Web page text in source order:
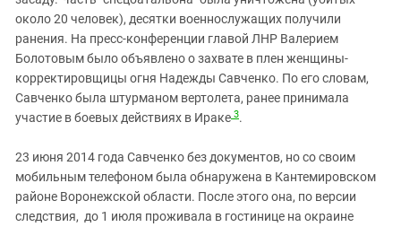
около 20 человек), десятки военнослужащих получили
ранения. На пресс-конференции главой ЛНР Валерием
Болотовым было объявлено о захвате в плен женщины-
корректировщицы огня Надежды Савченко. По его словам,
Савченко была штурманом вертолета, ранее принимала
участие в боевых действиях в Ираке 3.
23 июня 2014 года Савченко без документов, но со своим
мобильным телефоном была обнаружена в Кантемировском
районе Воронежской области. После этого она, по версии
следствия, до 1 июля проживала в гостинице на окраине